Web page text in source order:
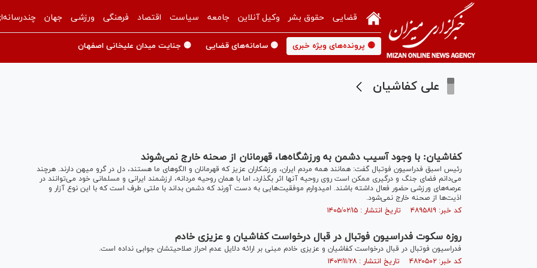
قضایی حقوق بشر وکیل آنلاین جامعه سیاست اقتصاد فرهنگی ورزشی جهان
🟡 پرونده‌های ویژه خبری 🟡 سامانه‌های قضایی 🟡 جنایت میدان علیخانی اصفهان
علی کفاشیان
کفاشیان: با وجود آسیب دشمن به ورزشگاه‌ها، قهرمانان از صحنه خارج نمی‌شوند
رئیس اسبق فدراسیون فوتبال گفت: همانند همه مردم ایران، ورزشکاران عزیز که قهرمانان و الگو‌های ما هستند، دل در گرو میهن دارند. هرچند
می‌دانم فضای جنگ و درگیری ممکن است روی روحیه آنها اثر بگذارد، اما با همان روحیه مردانه، ارزشمند ایرانی و مسلمانی خود می‌توانند در
عرصه‌های ورزشی حضور فعال داشته باشند. امیدوارم موفقیت‌هایی به دست آورند که دشمن بداند با ملتی طرف است که با این نوع آزار و
اذیت‌ها از صحنه خارج نمی‌شود.
کد خبر: ۴۸۹۵۸۱۹ تاریخ انتشار : ۱۴۰۵/۰۲/۱۵
روزه سکوت فدراسیون فوتبال در قبال درخواست کفاشیان و عزیزی خادم
فدراسیون فوتبال در قبال درخواست کفاشیان و عزیزی خادم مبنی بر ارائه دلایل عدم احراز صلاحیتشان جوابی نداده است.
کد خبر: ۴۸۲۰۵۰۲ تاریخ انتشار : ۱۴۰۳/۱۱/۲۸